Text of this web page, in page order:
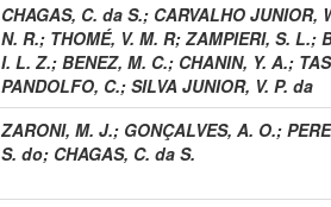
CHAGAS, C. da S.; CARVALHO JUNIOR,
N. R.; THOMÉ, V. M. R; ZAMPIERI, S. L.;
I. L. Z.; BENEZ, M. C.; CHANIN, Y. A.;
PANDOLFO, C.; SILVA JUNIOR, V. P. da
ZARONI, M. J.; GONÇALVES, A. O.;
S. do; CHAGAS, C. da S.